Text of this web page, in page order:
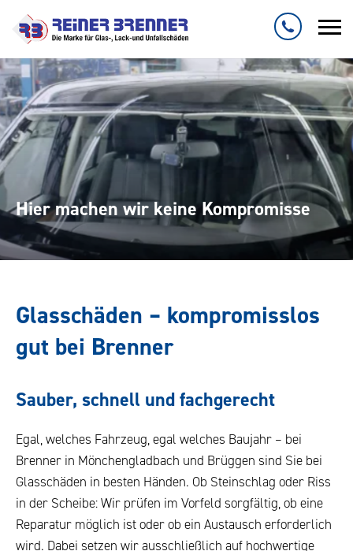
Hier machen wir keine Kompromisse
Glasschäden – kompromisslos
gut bei Brenner
Sauber, schnell und fachgerecht
Egal, welches Fahrzeug, egal welches Baujahr – bei
Brenner in Mönchengladbach und Brüggen sind Sie bei
Glasschäden in besten Händen. Ob Steinschlag oder Riss
in der Scheibe: Wir prüfen im Vorfeld sorgfältig, ob eine
Reparatur möglich ist oder ob ein Austausch erforderlich
wird. Dabei setzen wir ausschließlich auf hochwertige